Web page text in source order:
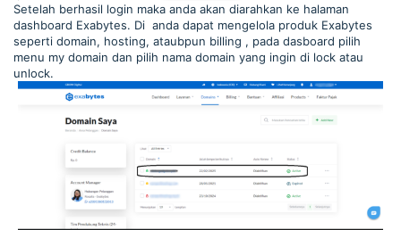
Setelah berhasil login maka anda akan diarahkan ke halaman
dashboard Exabytes. Di anda dapat mengelola produk Exabytes
seperti domain, hosting, ataubpun billing , pada dasboard pilih
menu my domain dan pilih nama domain yang ingin di lock atau
unlock.